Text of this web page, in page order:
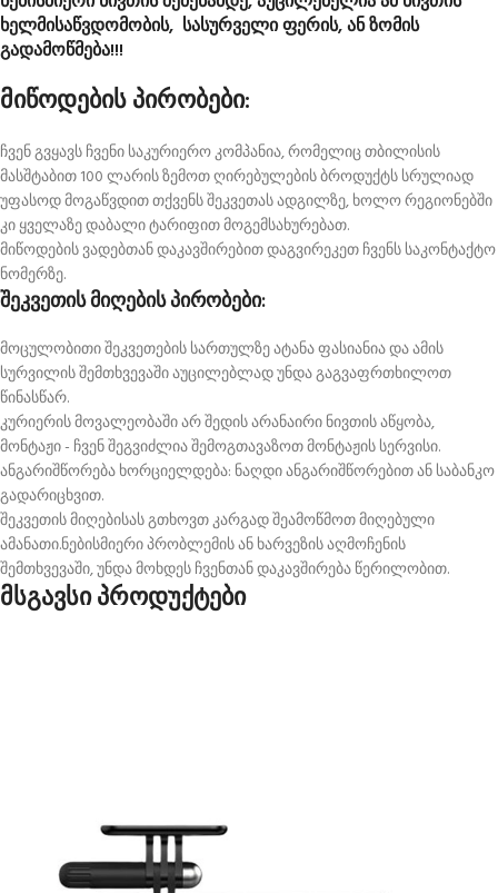
ხელმისაწვდომობის, სასურველი ფერის, ან ზომის
გადამოწმება!!!
მიწოდების პირობები:
ჩვენ გვყავს ჩვენი საკურიერო კომპანია, რომელიც თბილისის
მასშტაბით 100 ლარის ზემოთ ღირებულების ბროდუქტს სრულიად
უფასოდ მოგაწვდით თქვენს შეკვეთას ადგილზე, ხოლო რეგიონებში
კი ყველაზე დაბალი ტარიფით მოგემსახურებათ.
მიწოდების ვადებთან დაკავშირებით დაგვირეკეთ ჩვენს საკონტაქტო
ნომერზე.
შეკვეთის მიღების პირობები:
მოცულობითი შეკვეთების სართულზე ატანა ფასიანია და ამის
სურვილის შემთხვევაში აუცილებლად უნდა გაგვაფრთხილოთ
წინასწარ.
კურიერის მოვალეობაში არ შედის არანაირი ნივთის აწყობა,
მონტაჟი - ჩვენ შეგვიძლია შემოგთავაზოთ მონტაჟის სერვისი.
ანგარიშწორება ხორციელდება: ნაღდი ანგარიშწორებით ან საბანკო
გადარიცხვით.
შეკვეთის მიღებისას გთხოვთ კარგად შეამოწმოთ მიღებული
ამანათი.ნებისმიერი პრობლემის ან ხარვეზის აღმოჩენის
შემთხვევაში, უნდა მოხდეს ჩვენთან დაკავშირება წერილობით.
მსგავსი პროდუქტები